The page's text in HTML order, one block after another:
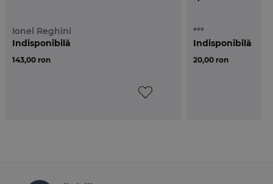
Ionel Reghini
143,00 ron
Indisponibilă
***
20,00 ron
Indisponibilă